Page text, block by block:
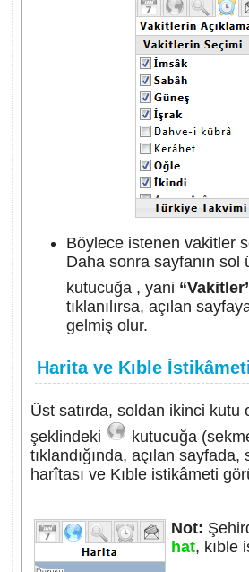
Böylece istenen vakitler
Daha sonra sayfanın sol
kutucuğa , yani
tıklanılırsa, açılan
gelmiş olur.
Harita ve Kıble
Üst satırda, soldan ikinci kutu
şeklindeki
kutucuğa
tıklandığında, açılan
harîtası ve Kıble istikâmeti
Not:
hat, kıble